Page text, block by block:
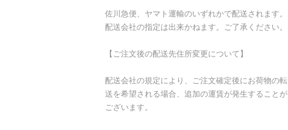
佐川急便、ヤマト運輸のいずれかで配送されます。
配送会社の指定は出来かねます。ご了承ください。
【ご注文後の配送先住所変更について】
配送会社の規定により、ご注文確定後にお荷物の転
送を希望される場合、追加の運賃が発生することが
ございます。